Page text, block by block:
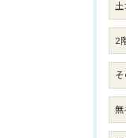
土
2
無